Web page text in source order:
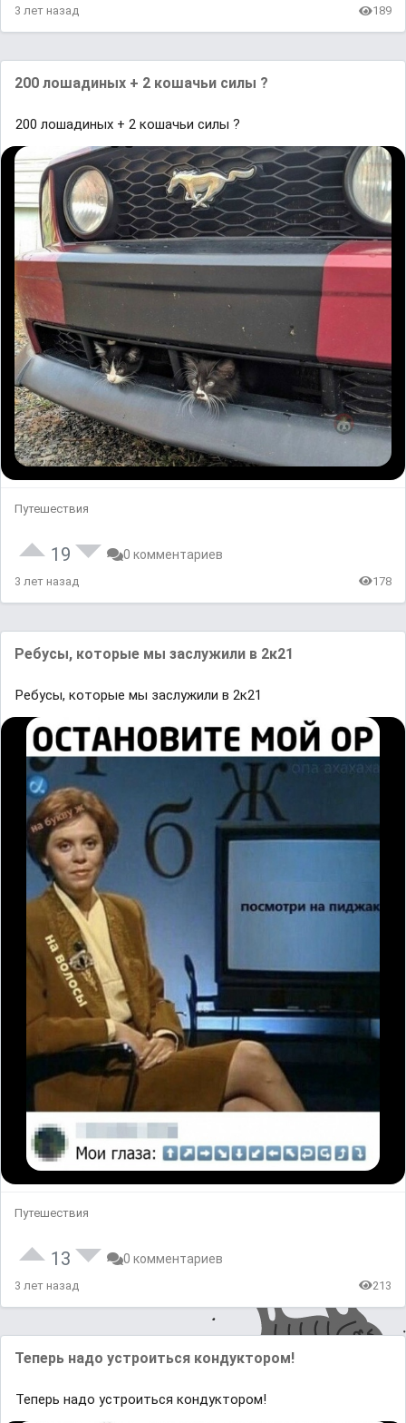
3 лет назад 189
200 лошадиных + 2 кошачьи силы ?
200 лошадиных + 2 кошачьи силы ?
Путешествия
19 0 комментариев
3 лет назад 178
Ребусы, которые мы заслужили в 2к21
Ребусы, которые мы заслужили в 2к21
Путешествия
13 0 комментариев
3 лет назад 213
Теперь надо устроиться кондуктором!
Теперь надо устроиться кондуктором!